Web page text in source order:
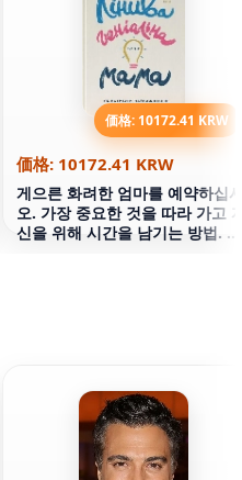
価格: 10172.41 KRW
価格: 10172.41 KRW
게으른 화려한 엄마를 예약하십
오. 가장 중요한 것을 따라 가고
신을 위해 시간을 남기는 방법. 켄